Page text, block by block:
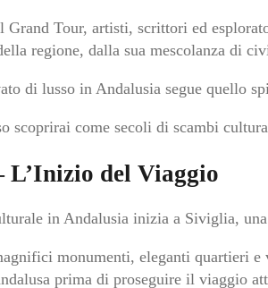
Grand Tour, artisti, scrittori ed
regione, dalla sua mescolanza di
di lusso in Andalusia segue quello
scoprirai come secoli di scambi
del Viaggio
in Andalusia inizia a Siviglia,
monumenti, eleganti quartieri
prima di proseguire il viaggio